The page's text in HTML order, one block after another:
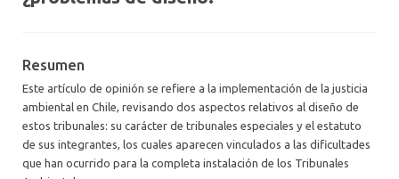
Resumen
Este artículo de opinión se refiere a la implementación de la justicia
ambiental en Chile, revisando dos aspectos relativos al diseño de
estos tribunales: su carácter de tribunales especiales y el estatuto
de sus integrantes, los cuales aparecen vinculados a las dificultades
que han ocurrido para la completa instalación de los Tribunales